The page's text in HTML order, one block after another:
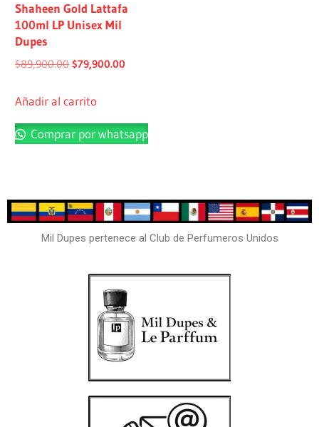
Shaheen Gold Lattafa
100ml LP Unisex Mil
Dupes
$89,900.00 $79,900.00
Añadir al carrito
Comprar por whatsapp
Mil Dupes pertenece al Club de Perfumeros Unidos